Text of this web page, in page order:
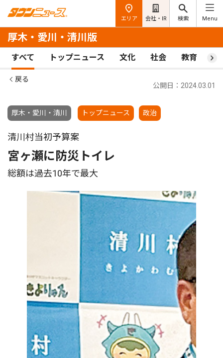
エリア 会社・IR 検索 Menu
厚木・愛川・清川版
すべて トップニュース 文化 社会 教育 ス
戻る
厚木・愛川・清川 トップニュース 政治
公開日：2024.03.01
清川村当初予算案
宮ヶ瀬に防災トイレ
総額は過去10年で最大